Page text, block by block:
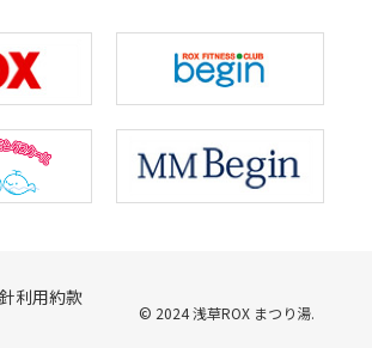
利用約款
©️ 2024 浅草ROX まつり湯.